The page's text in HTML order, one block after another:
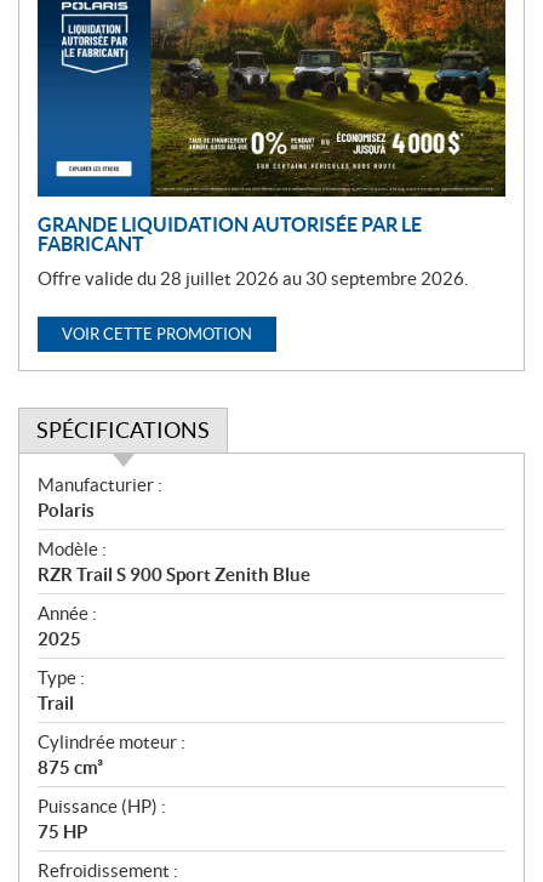
GRANDE LIQUIDATION AUTORISÉE PAR LE
FABRICANT
Offre valide du 28 juillet 2026 au 30 septembre 2026.
VOIR CETTE PROMOTION
SPÉCIFICATIONS
S
p
é
c
i
f
i
c
a
t
i
o
n
s
Manufacturier :
Polaris
Modèle :
RZR Trail S 900 Sport Zenith Blue
Année :
2025
Type :
Trail
Cylindrée moteur :
875 cm³
Puissance (HP) :
75 HP
Refroidissement :